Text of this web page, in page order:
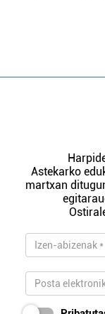
Astekarko
martxan